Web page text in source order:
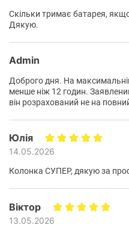
Скільки тримає батарея,
Дякую.
Admin
Доброго дня. На
менше ніж 12 годин.
він розрахований не на
Юлія
14.05.2026
Колонка СУПЕР, дякую за
Віктор
13.05.2026